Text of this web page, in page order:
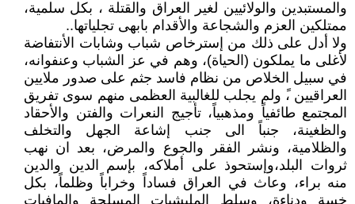
والمستبدين والولائيين لغير العراق والقتلة ، بكل سلمية،
ممتلكين العزم والشجاعة والأقدام بابهى تجلياتها..
ولا أدل على ذلك من إسترخاص شباب وشابات الأنتفاضة
لأغلى ما يملكون (الحياة)، وهم في عز الشباب وعنفوانه،
في سبيل الخلاص من نظام فاسد جثم على صدور ملايين
العراقيين ،ً ولم يجلب للغالبية العظمى منهم سوى تفريق
المجتمع طائفياً ومذهبياً، تأجيج النعرات والفتن والأحقاد
والظغينة، جنباً الى جنب إشاعة الجهل والتخلف
والظلامية، ونشر الفقر والجوع والمرض، بعد ان نهب
ثروات البلد،وإستحوذ على أملاكه، بإسم الدين والدين
منه براء، وعاث في العراق فساداً وخراباً وظلماً، بكل
خسة ودناءة، وسلط المليشيات المسلحة والمافيات